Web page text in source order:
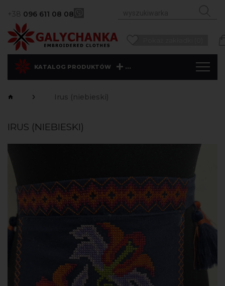
+38 096 611 08 08
KATALOG PRODUKTÓW ...
Irus (niebieski)
IRUS (NIEBIESKI)